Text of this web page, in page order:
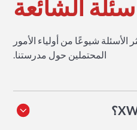
الشائعة
شيوعًا من أولياء الأمور
المحتملين حول مدرستنا.